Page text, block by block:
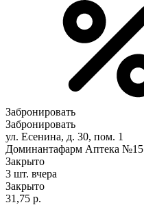
Забронировать
Забронировать
ул. Есенина, д. 30, пом. 1
Доминантафарм Аптека №15
Закрыто
3 шт. вчера
Закрыто
31,75 р.